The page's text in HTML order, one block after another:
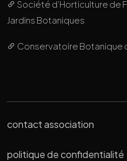
Société d’Horticulture de
Jardins Botaniques
Conservatoire Botanique
contact association
politique de confidentialité